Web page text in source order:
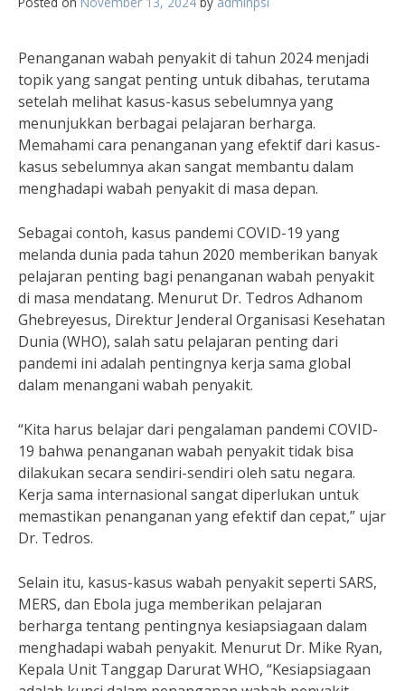
Penanganan wabah penyakit di tahun 2024 menjadi
topik yang sangat penting untuk dibahas, terutama
setelah melihat kasus-kasus sebelumnya yang
menunjukkan berbagai pelajaran berharga.
Memahami cara penanganan yang efektif dari kasus-
kasus sebelumnya akan sangat membantu dalam
menghadapi wabah penyakit di masa depan.
Sebagai contoh, kasus pandemi COVID-19 yang
melanda dunia pada tahun 2020 memberikan banyak
pelajaran penting bagi penanganan wabah penyakit
di masa mendatang. Menurut Dr. Tedros Adhanom
Ghebreyesus, Direktur Jenderal Organisasi Kesehatan
Dunia (WHO), salah satu pelajaran penting dari
pandemi ini adalah pentingnya kerja sama global
dalam menangani wabah penyakit.
“Kita harus belajar dari pengalaman pandemi COVID-
19 bahwa penanganan wabah penyakit tidak bisa
dilakukan secara sendiri-sendiri oleh satu negara.
Kerja sama internasional sangat diperlukan untuk
memastikan penanganan yang efektif dan cepat,” ujar
Dr. Tedros.
Selain itu, kasus-kasus wabah penyakit seperti SARS,
MERS, dan Ebola juga memberikan pelajaran
berharga tentang pentingnya kesiapsiagaan dalam
menghadapi wabah penyakit. Menurut Dr. Mike Ryan,
Kepala Unit Tanggap Darurat WHO, “Kesiapsiagaan